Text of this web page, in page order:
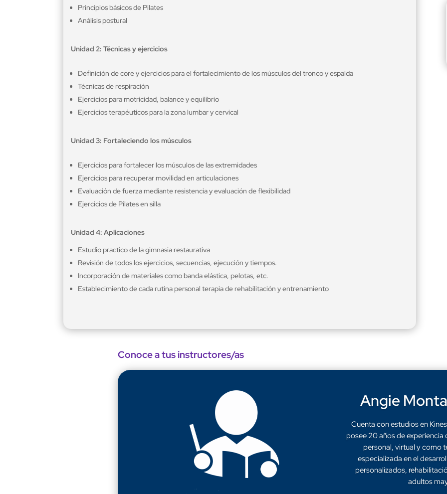
Principios básicos de Pilates
Análisis postural
Unidad 2: Técnicas y ejercicios
Definición de core y ejercicios para el fortalecimiento de los músculos del tronco y espalda
Técnicas de respiración
Ejercicios para motricidad, balance y equilibrio
Ejercicios terapéuticos para la zona lumbar y cervical
Unidad 3: Fortaleciendo los músculos
Ejercicios para fortalecer los músculos de las extremidades
Ejercicios para recuperar movilidad en articulaciones
Evaluación de fuerza mediante resistencia y evaluación de flexibilidad
Ejercicios de Pilates en silla
Unidad 4: Aplicaciones
Estudio practico de la gimnasia restaurativa
Revisión de todos los ejercicios, secuencias, ejecución y tiempos.
Incorporación de materiales como banda elástica, pelotas, etc.
Establecimiento de cada rutina personal terapia de rehabilitación y entrenamiento
Conoce a tus instructores/as
Angie
Cuenta con estudios en
posee 20 años de
personal, virtual y como
especializada en el
personalizados,
adultos